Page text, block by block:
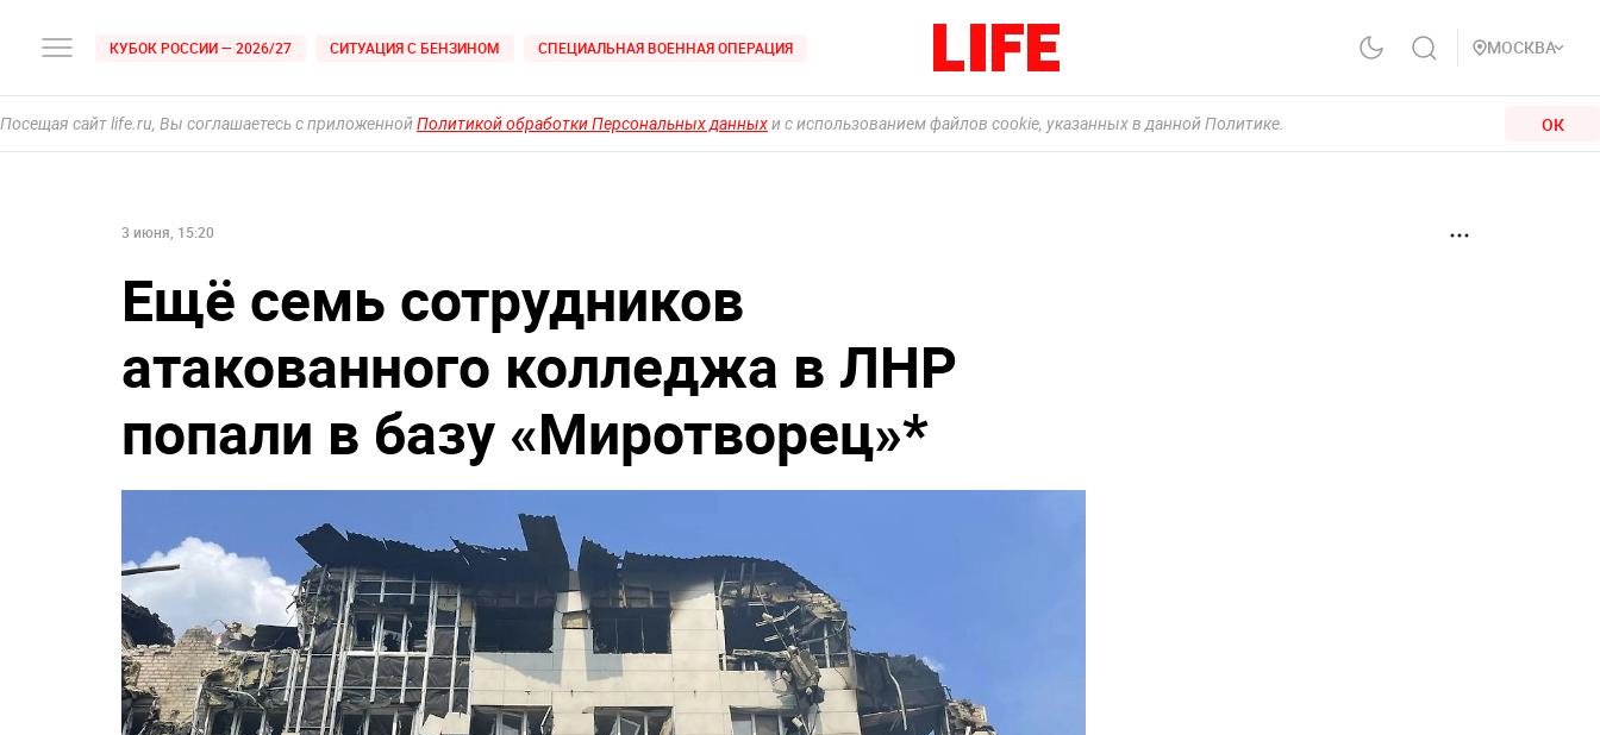
КУБОК РОССИИ — 2026/27 СИТУАЦИЯ С БЕНЗИНОМ СПЕЦИАЛЬНАЯ ВОЕННАЯ ОПЕРАЦИЯ МОСКВА
Посещая сайт life.ru, Вы соглашаетесь с приложеннойПолитикой обработки Персональных данныхи с использованием файлов cookie, указанных в данной Политике. ОК
3 июня, 15:20
Ещё семь сотрудников
атакованного колледжа в ЛНР
попали в базу «Миротворец»*